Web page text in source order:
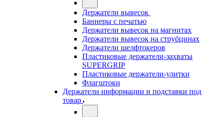
Держатели вывесок
Баннеры с печатью
Держатели вывесок на магнитах
Держатели вывесок на струбцинах
Держатели шелфтокеров
Пластиковые держатели-захваты
SUPERGRIP
Пластиковые держатели-улитки
Флагштоки
Держатели информации и подставки под
товар